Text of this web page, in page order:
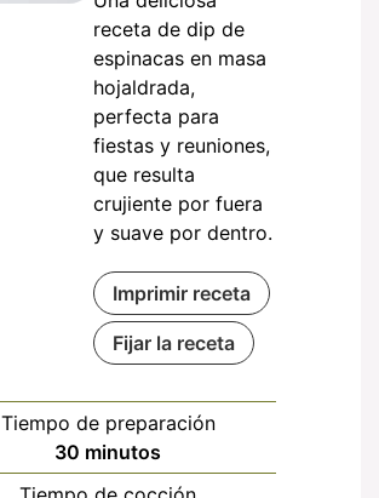
receta de dip de
espinacas en masa
hojaldrada,
perfecta para
fiestas y reuniones,
que resulta
crujiente por fuera
y suave por dentro.
Imprimir receta
Fijar la receta
Tiempo de preparación
30 minutos
minutos